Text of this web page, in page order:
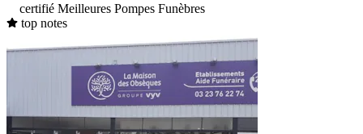
certifié Meilleures Pompes Funèbres
top notes